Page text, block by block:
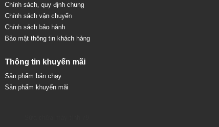
Chính sách, quy định chung
Chính sách vận chuyển
Chính sách bảo hành
Bảo mật thông tin khách hàng
Thông tin khuyến mãi
Sản phẩm bán chạy
Sản phẩm khuyến mãi